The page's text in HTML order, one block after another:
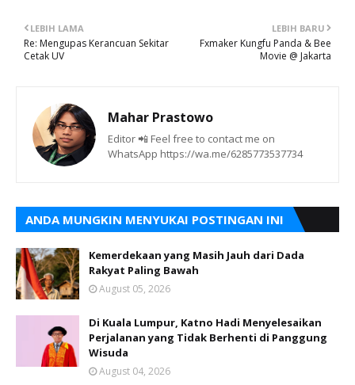
LEBIH BARU
Fxmaker Kungfu Panda & Bee
Movie @ Jakarta
LEBIH LAMA
Re: Mengupas Kerancuan Sekitar
Cetak UV
Mahar Prastowo
Editor 📲 Feel free to contact me on
WhatsApp https://wa.me/6285773537734
ANDA MUNGKIN MENYUKAI POSTINGAN INI
Kemerdekaan yang Masih Jauh dari Dada
Rakyat Paling Bawah
August 05, 2026
Di Kuala Lumpur, Katno Hadi Menyelesaikan
Perjalanan yang Tidak Berhenti di Panggung
Wisuda
August 04, 2026